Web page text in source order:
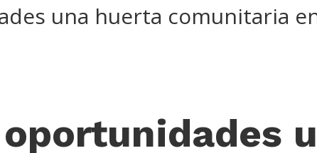
una huerta comunitaria